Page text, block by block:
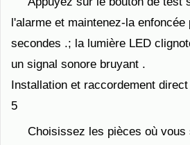
l'alarme et maintenez-la enfoncée
secondes .; la lumière LED
un signal sonore bruyant .
Installation et raccordement
5
Choisissez les pièces où vous